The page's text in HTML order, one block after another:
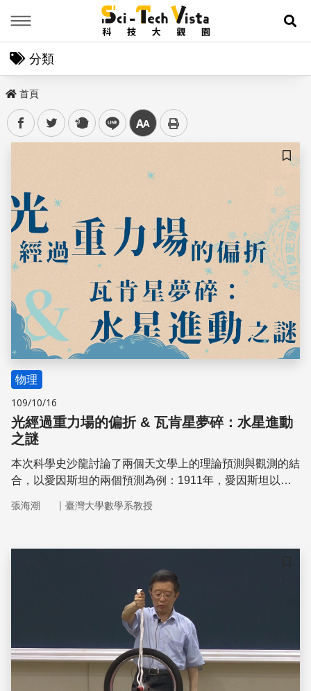
展
分類
首頁
facebooktwitter plurk line 中
儲存
物理
109/10/16
光經過重力場的偏折 & 瓦肯星夢碎：水星進動
之謎
本次科學史沙龍討論了兩個天文學上的理論預測與觀測的結
合，以愛因斯坦的兩個預測為例：1911年，愛因斯坦以廣
後的日全食觀測才被證實。1915年，廣義相對論解決了水
重要基石。
張海潮 ｜ 臺灣大學數學系教授